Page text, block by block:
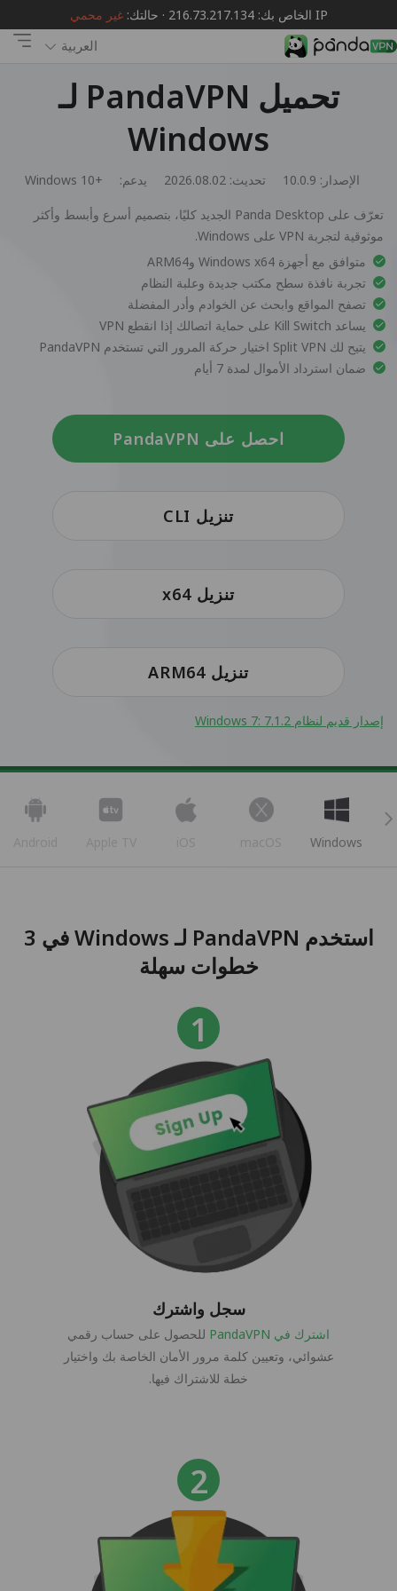
IP الخاص بك: 216.73.217.134 · حالتك: غير محمي
العربية
تحميل PandaVPN لـ
Windows
الإصدار: 10.0.9 تحديث: 2026.08.02 يدعم: Windows 10+
تعرّف على Panda Desktop الجديد كليًا، بتصميم أسرع وأبسط وأكثر
موثوقية لتجربة VPN على Windows.
متوافق مع أجهزة Windows x64 وARM64
تجربة نافذة سطح مكتب جديدة وعلبة النظام
تصفح المواقع وابحث عن الخوادم وأدر المفضلة
يساعد Kill Switch على حماية اتصالك إذا انقطع VPN
يتيح لك Split VPN اختيار حركة المرور التي تستخدم PandaVPN
ضمان استرداد الأموال لمدة 7 أيام
احصل على PandaVPN
تنزيل CLI
تنزيل x64
تنزيل ARM64
إصدار قديم لنظام Windows 7: 7.1.2
Windows
macOS
استخدم PandaVPN لـ Windows في 3
خطوات سهلة
سجل واشترك
اشترك في PandaVPN
للحصول على حساب رقمي
عشوائي، وتعيين كلمة مرور الأمان الخاصة بك واختيار
خطة للاشتراك فيها.